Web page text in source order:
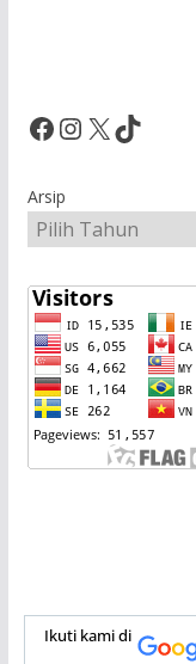
Facebook InstagramX TikTok
Arsip
Ikuti kami di